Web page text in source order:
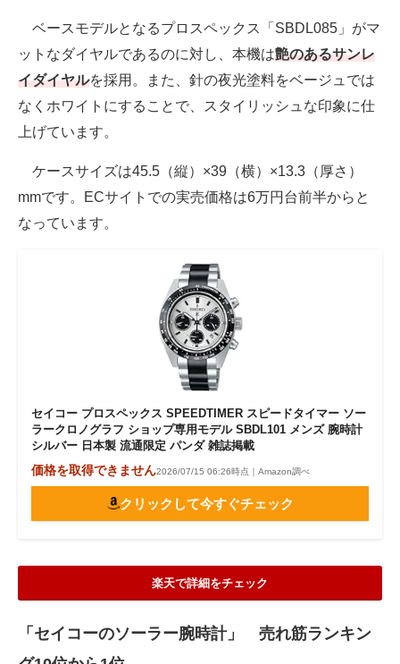
ベースモデルとなるプロスペックス「SBDL085」がマ
ットなダイヤルであるのに対し、本機は艶のあるサンレ
イダイヤルを採用。また、針の夜光塗料をベージュでは
なくホワイトにすることで、スタイリッシュな印象に仕
上げています。
ケースサイズは45.5（縦）×39（横）×13.3（厚さ）
mmです。ECサイトでの実売価格は6万円台前半からと
なっています。
セイコー プロスペックス SPEEDTIMER スピードタイマー ソー
ラークロノグラフ ショップ専用モデル SBDL101 メンズ 腕時計
シルバー 日本製 流通限定 パンダ 雑誌掲載
価格を取得できません2026/07/15 06:26時点｜Amazon調べ
クリックして今すぐチェック
楽天で詳細をチェック
「セイコーのソーラー腕時計」 売れ筋ランキン